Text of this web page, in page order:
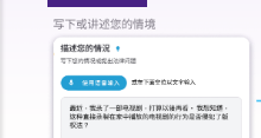
部分的独立作者，我们在每一分
将如何分配？
18. 若拥有作品版权的公司已经不
样处置？